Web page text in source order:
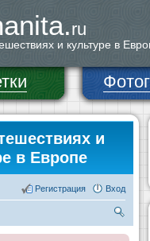
ru
и культуре в
и
в Европе
Вход
Регистрация